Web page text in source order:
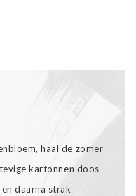
haal de zomer
kartonnen doos
daarna strak